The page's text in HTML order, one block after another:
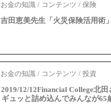
吉田恵美先生「火災保険活用術
お金の知識 / コンテンツ / 保険
2019/12/12Financial College北
ギュッと詰め込んでみんなが65
お金の知識 / コンテンツ / 投資